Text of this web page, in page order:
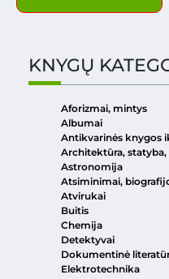
KNYGŲ
Aforizmai, mintys
Albumai
Antikvarinės knygos
Architektūra, statyba,
Astronomija
Atsiminimai,
Atvirukai
Buitis
Chemija
Detektyvai
Dokumentinė
Elektrotechnika